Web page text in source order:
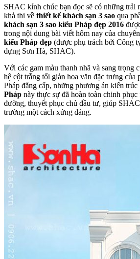
SHAC kính chúc bạn đọc sẽ có những trải
khả thi về thiết kế khách sạn 3 sao qua
khách sạn 3 sao kiểu Pháp đẹp 2016
trong nội dung bài viết hôm nay của
kiểu Pháp đẹp (được phụ trách bởi Công
dựng Sơn Hà, SHAC).
Với các gam màu thanh nhã và sang trọng
hệ cột trắng tối giản hoa văn đặc trưng của
Pháp đẳng cấp, những phương án kiến trúc
Pháp này thực sự đã hoàn toàn chinh
đường, thuyết phục chủ đầu tư, giúp
trường một cách xứng đáng.